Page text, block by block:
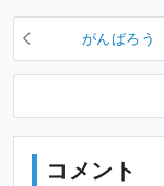
がんばろ
コメント